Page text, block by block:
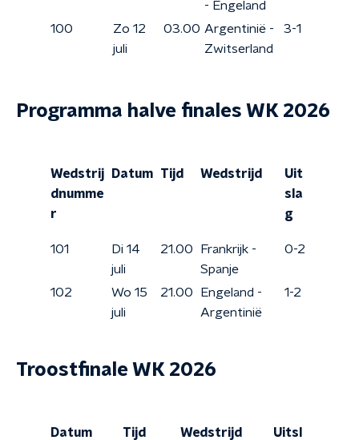
- Engeland
100
Zo 12
juli
03.00 Argentinië -
Zwitserland
3-1
Programma halve finales WK 2026
Wedstrij
dnumme
r
Datum Tijd Wedstrijd
Uit
sla
g
101
Di 14
juli
21.00
Frankrijk -
Spanje
0-2
102
Wo 15
juli
21.00
Engeland -
Argentinië
1-2
Troostfinale WK 2026
Datum Tijd Wedstrijd
Uitsl